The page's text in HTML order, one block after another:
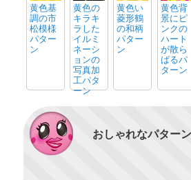
黄色基
調の市
松模様
パター
ン
黄色の
キラキ
ラした
イルミ
ネーシ
ョンの
写真加
工パタ
ーン
黄色い
菱形鶴
の和柄
パター
ン
黄色背
景にピ
ンクの
ハート
が散ら
ばるパ
ターン
おしゃれなパター